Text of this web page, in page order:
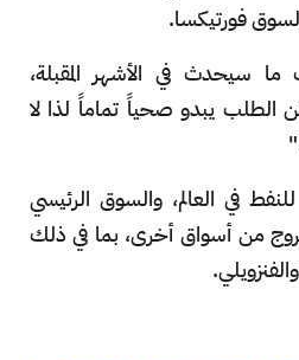
فورتيكسا.
سيحدث في الأشهر المقبلة،
الطلب يبدو صحياً تماماً لذا لا
في العالم، والسوق الرئيسي
من أسواق أخرى، بما في ذلك
والفنزويلي.